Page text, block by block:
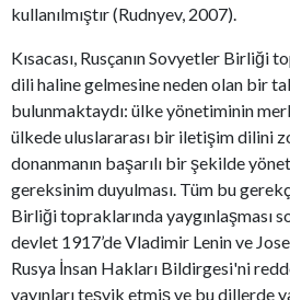
kullanılmıştır (Rudnyev, 2007).
Kısacası, Rusçanın Sovyetler Birliği
dili haline gelmesine neden olan bir
bulunmaktaydı: ülke yönetiminin
ülkede uluslararası bir iletişim dilini
donanmanın başarılı bir şekilde
gereksinim duyulması. Tüm bu
Birliği topraklarında yaygınlaşması
devlet 1917’de Vladimir Lenin ve
Rusya İnsan Hakları Bildirgesi'ni
yayınları teşvik etmiş ve bu dillerde